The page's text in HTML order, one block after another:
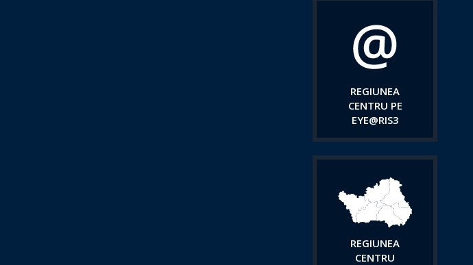
REGIUNEA
CENTRU PE
EYE@RIS3
REGIUNEA
CENTRU